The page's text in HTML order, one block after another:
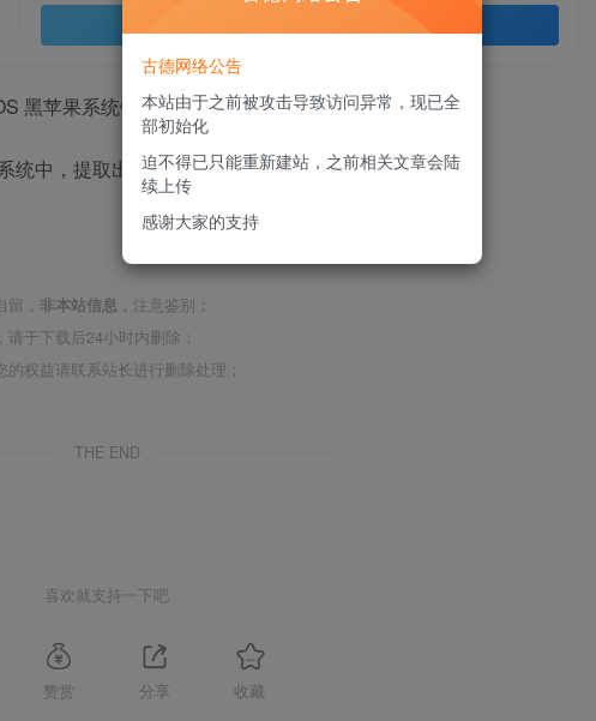
统中，提取出来的EFI，四叶草引导，版本是5131。
， 非本站信息 ，注意鉴别；
于下载后24小时内删除；
权益请联系站长进行删除处理；
THE END
喜欢就支持一下吧
赞赏 分享 收藏
古德网络公告
本站由于之前被攻击导致访问异常，现已全
部初始化
迫不得已只能重新建站，之前相关文章会陆
续上传
感谢大家的支持